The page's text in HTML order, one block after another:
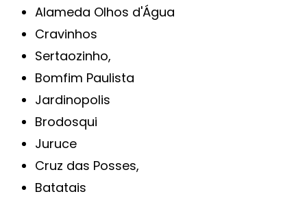
Alameda Olhos d'Água
Cravinhos
Sertaozinho,
Bomfim Paulista
Jardinopolis
Brodosqui
Juruce
Cruz das Posses,
Batatais